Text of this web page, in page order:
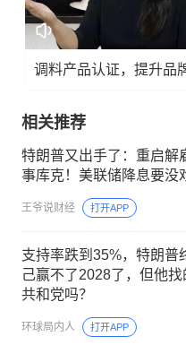
调料产品认证，提升品
相关推荐
特朗普又出手了：重启解
事库克！美联储降息要没
王爷说财经 打开APP
支持率跌到35%，特朗普
己赢不了2028了，但他找
共和党吗？
环球局内人 打开APP